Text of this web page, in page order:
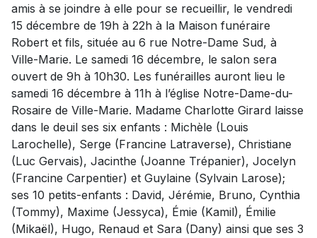
amis à se joindre à elle pour se recueillir, le vendredi
15 décembre de 19h à 22h à la Maison funéraire
Robert et fils, située au 6 rue Notre-Dame Sud, à
Ville-Marie. Le samedi 16 décembre, le salon sera
ouvert de 9h à 10h30. Les funérailles auront lieu le
samedi 16 décembre à 11h à l’église Notre-Dame-du-
Rosaire de Ville-Marie. Madame Charlotte Girard laisse
dans le deuil ses six enfants : Michèle (Louis
Larochelle), Serge (Francine Latraverse), Christiane
(Luc Gervais), Jacinthe (Joanne Trépanier), Jocelyn
(Francine Carpentier) et Guylaine (Sylvain Larose);
ses 10 petits-enfants : David, Jérémie, Bruno, Cynthia
(Tommy), Maxime (Jessyca), Émie (Kamil), Émilie
(Mikaël), Hugo, Renaud et Sara (Dany) ainsi que ses 3